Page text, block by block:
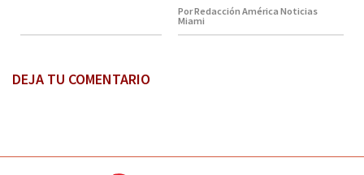
Por Redacción América Noticias
Miami
DEJA TU COMENTARIO